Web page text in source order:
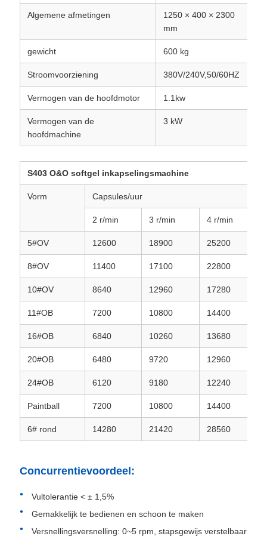
Algemene afmetingen
1250 × 400 × 2300
mm
gewicht 600 kg
Stroomvoorziening 380V/240V,50/60HZ
Vermogen van de hoofdmotor 1.1kw
Vermogen van de
hoofdmachine
3 kW
S403 O&O softgel inkapselingsmachine
Vorm Capsules/uur
2 r/min 3 r/min 4 r/min
5#OV 12600 18900 25200
8#OV 11400 17100 22800
10#OV 8640 12960 17280
11#OB 7200 10800 14400
16#OB 6840 10260 13680
20#OB 6480 9720 12960
24#OB 6120 9180 12240
Paintball 7200 10800 14400
6# rond 14280 21420 28560
Concurrentievoordeel:
Vultolerantie < ± 1,5%
Gemakkelijk te bedienen en schoon te maken
Versnellingsversnelling: 0~5 rpm, stapsgewijs verstelbaar